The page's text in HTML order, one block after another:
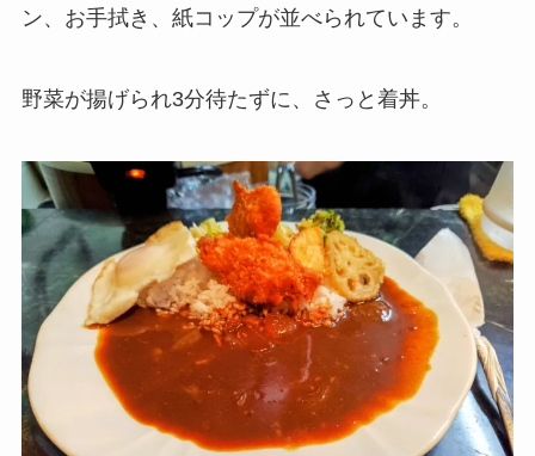
ン、お手拭き、紙コップが並べられています。
野菜が揚げられ3分待たずに、さっと着丼。